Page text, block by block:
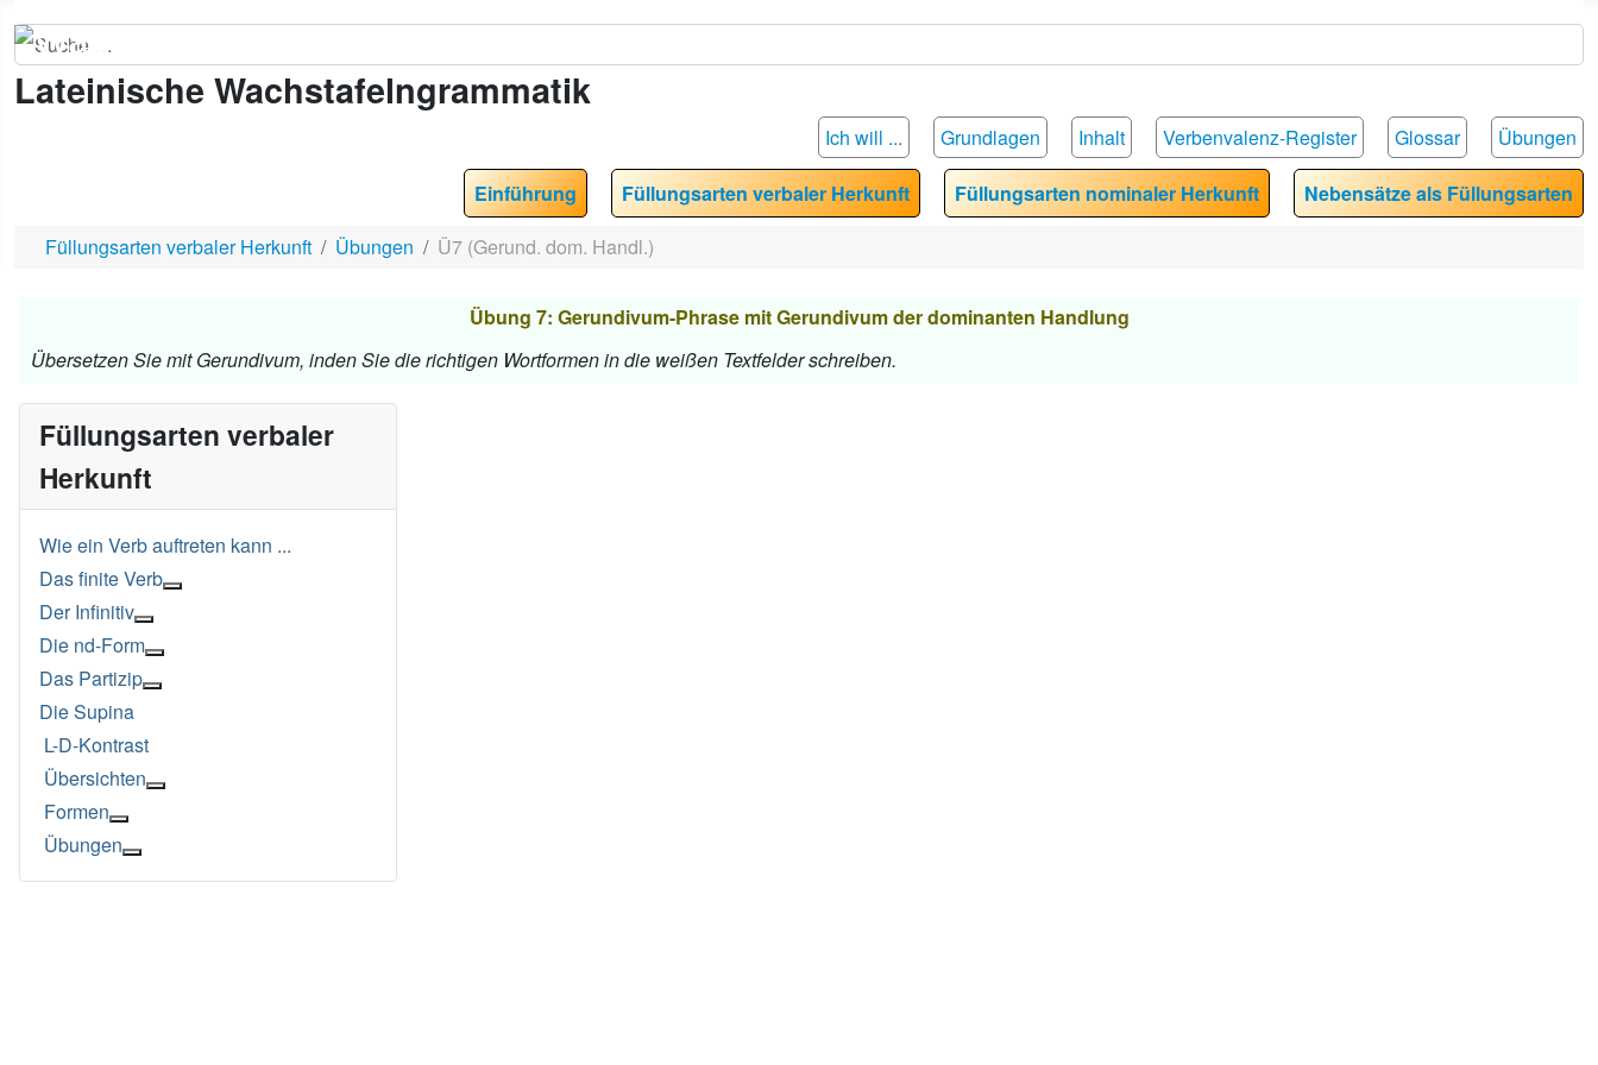
Suchen
Lateinische Wachstafelngrammatik
Ich will ... Grundlagen Inhalt Verbenvalenz-Register Glossar Übungen
Einführung Füllungsarten verbaler Herkunft Füllungsarten nominaler Herkunft
Nebensätze als Füllungsarten
Füllungsarten verbaler Herkunft
Übungen Ü7 (Gerund. dom. Handl.)
Übung 7: Gerundivum-Phrase mit Gerundivum der dominanten Handlung
Übersetzen Sie mit Gerundivum, inden Sie die richtigen Wortformen in die weißen Textfelder schreiben.
Füllungsarten verbaler
Herkunft
Wie ein Verb auftreten kann ...
Das finite Verb
Weitere Informationen: Das finite Verb
Der Infinitiv
Weitere Informationen: Der Infinitiv
Die nd-Form
Weitere Informationen: Die nd-Form
Das Partizip
Weitere Informationen: Das Partizip
Die Supina
L-D-Kontrast
Übersichten
Formen
Übungen